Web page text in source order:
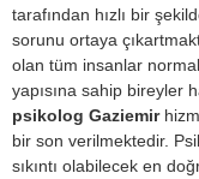
tarafından hızlı bir
sorunu ortaya
olan tüm insanlar
yapısına sahip bireyler
psikolog Gaziemir
bir son verilmektedir.
sıkıntı olabilecek en